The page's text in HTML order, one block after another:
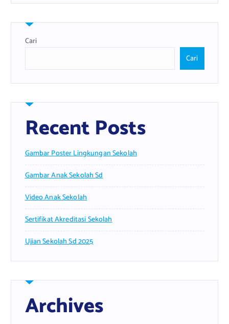
Cari
Cari
Recent Posts
Gambar Poster Lingkungan Sekolah
Gambar Anak Sekolah Sd
Video Anak Sekolah
Sertifikat Akreditasi Sekolah
Ujian Sekolah Sd 2025
Archives